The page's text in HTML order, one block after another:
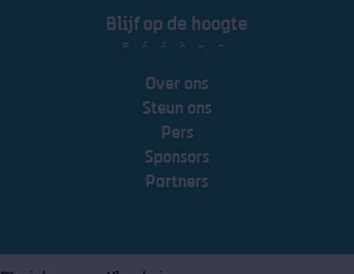
Blijf op de hoogte
Over ons
Steun ons
Pers
Sponsors
Partners